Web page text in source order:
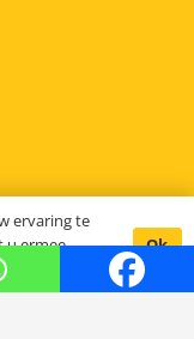
ervaring te
u ermee
Ok